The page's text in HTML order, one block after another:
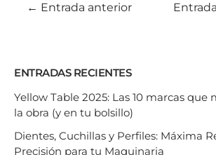
← Entrada anterior
ENTRADAS RECIENTES
Yellow Table 2025: Las 10 marcas que
la obra (y en tu bolsillo)
Dientes, Cuchillas y Perfiles: Máxima
Precisión para tu Maquinaria